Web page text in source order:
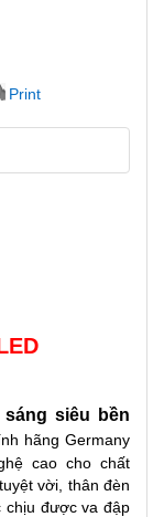
Print
siêu bền
hãng Germany
cao cho chất
vời, thân đèn
chịu được va đập